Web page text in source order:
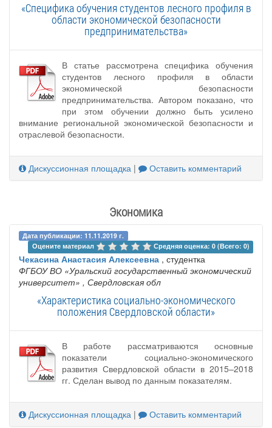
«Специфика обучения студентов лесного профиля в
области экономической безопасности
предпринимательства»
В статье рассмотрена специфика обучения
студентов лесного профиля в области
экономической безопасности
предпринимательства. Автором показано, что
при этом обучении должно быть усилено
внимание региональной экономической безопасности и
отраслевой безопасности.
Дискуссионная площадка | Оставить комментарий
Экономика
Дата публикации: 11.11.2019 г.
Оцените материал
Средняя оценка: 0 (Всего: 0)
Чекасина Анастасия Алексеевна , студентка
ФГБОУ ВО «Уральский государственный экономический
университет» , Свердловская обл
«Характеристика социально-экономического
положения Свердловской области»
В работе рассматриваются основные
показатели социально-экономического
развития Свердловской области в 2015–2018
гг. Сделан вывод по данным показателям.
Дискуссионная площадка | Оставить комментарий